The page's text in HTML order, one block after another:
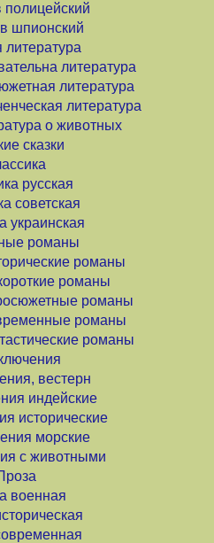
полицейский
шпионский
литература
литература
литература
литература
о животных
сказки
русская
советская
украинская
романы
романы
романы
романы
романы
романы
вестерн
индейские
исторические
морские
с животными
военная